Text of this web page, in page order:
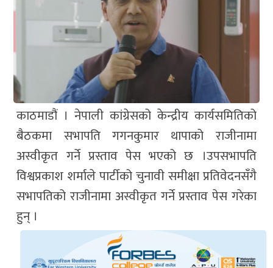
काठमाडौं । नेपाली कांग्रेसको केन्द्रीय कार्यसमितिको
बैठकमा सभापति गगनकुमार थापाको राजीनामा
अस्वीकृत गर्ने प्रस्ताव पेस भएको छ ।उपसभापति
विश्वप्रकाश शर्माले पार्टीको चुनावी समीक्षा प्रतिवेदनसँगै
सभापतिको राजीनामा अस्वीकृत गर्ने प्रस्ताव पेस गरेका
हुन् ।